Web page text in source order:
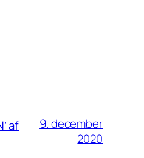
af
9. december
2020